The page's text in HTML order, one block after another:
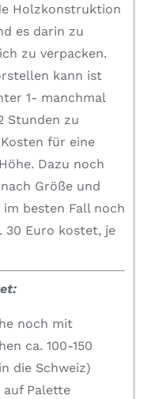
Holzkonstruktion
es darin zu
zu verpacken.
kann ist
1- manchmal
Stunden zu
für eine
Dazu noch
Größe und
besten Fall noch
30 Euro kostet, je
noch mit
ca. 100-150
die Schweiz)
auf Palette